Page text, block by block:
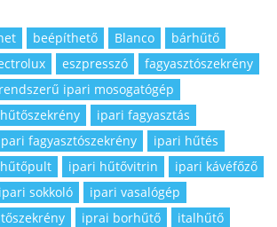
beépíthető Blanco
bárhűtő
eszpresszó
fagyasztószekrény
ipari mosogatógép
hűtőszekrény
ipari fagyasztás
fagyasztószekrény
ipari hűtés
ipari hűtővitrin
ipari kávéfőző
ipari sokkoló
ipari vasalógép
iprai borhűtő
italhűtő